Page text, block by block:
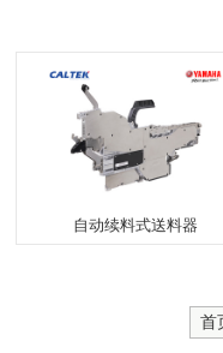
自动续料式送料器
首